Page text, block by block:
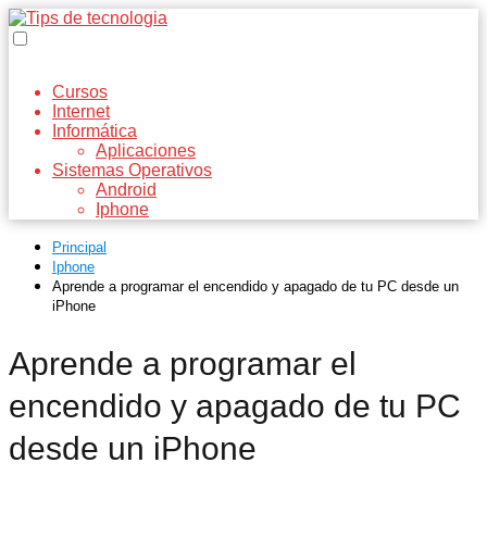
Cursos
Internet
Informática
Aplicaciones
Sistemas Operativos
Android
Iphone
Principal
Iphone
Aprende a programar el encendido y apagado de tu PC desde un
iPhone
Aprende a programar el
encendido y apagado de tu PC
desde un iPhone